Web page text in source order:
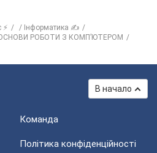
Інформатика ✍
РОБОТИ З КОМП’ЮТЕРОМ
В начало
Команда
Політика конфіденційності